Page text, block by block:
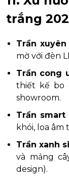
trắng
Trần xuyên
mờ với đèn
Trần cong
thiết kế bo
showroom.
Trần smart
khói, loa
Trần xanh
và mảng
design).